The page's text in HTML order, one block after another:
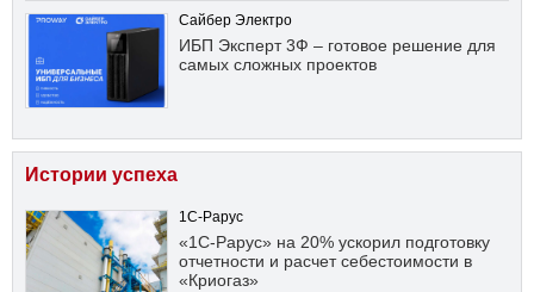
Сайбер Электро
ИБП Эксперт 3Ф – готовое решение для
самых сложных проектов
Истории успеха
1С-Рарус
«1С-Рарус» на 20% ускорил подготовку
отчетности и расчет себестоимости в
«Криогаз»